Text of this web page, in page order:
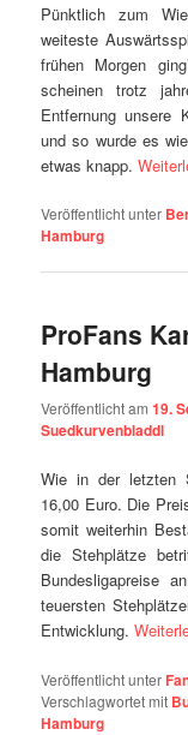
Pünktlich zum
weiteste
frühen Morgen
scheinen trotz
Entfernung unsere
und so wurde es
etwas knapp.
Veröffentlicht unter
Hamburg
ProFans
Hamburg
Veröffentlicht am19.
Suedkurvenbladdl
Wie in der letzten
16,00 Euro. Die
somit weiterhin
die Stehplätze
Bundesligapreise
teuersten
Entwicklung.
Veröffentlicht unter
Verschlagwortet mit
Hamburg